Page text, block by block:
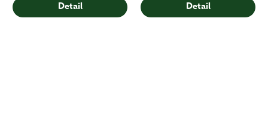
Detail Detail